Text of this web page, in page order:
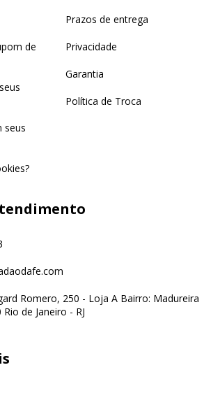
de
seus
Prazos de entrega
Privacidade
Garantia
Política de Troca
Romero, 250 - Loja A Bairro: Madureira
de Janeiro - RJ